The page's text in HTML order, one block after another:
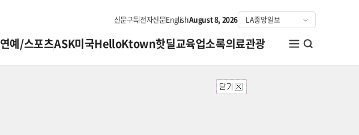
신문구독전자신문EnglishAugust 8, 2026
연예/스포츠ASK미국HelloKtown핫딜교육업소록의료관광